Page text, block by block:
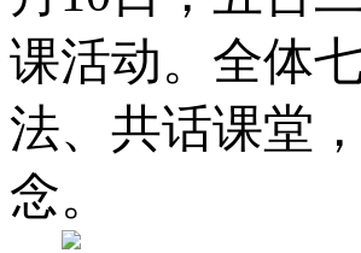
课活动。全体
法、共话课堂
念。